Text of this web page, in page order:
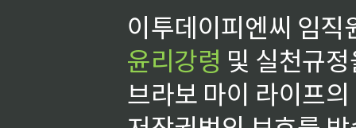
이투데이피엔씨 임
윤리강령 및 실천규
브라보 마이 라이프